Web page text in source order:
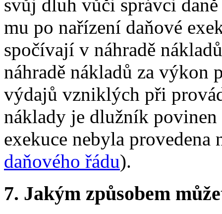
svůj dluh vůči správci
mu po nařízení daňové
spočívají v náhradě
náhradě nákladů za výkon
výdajů vzniklých při
náklady je dlužník
exekuce nebyla provedena
daňového řádu).
7. Jakým způsobem